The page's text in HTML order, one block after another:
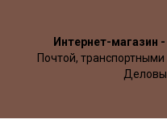
Интернет-магазин
Почтой,